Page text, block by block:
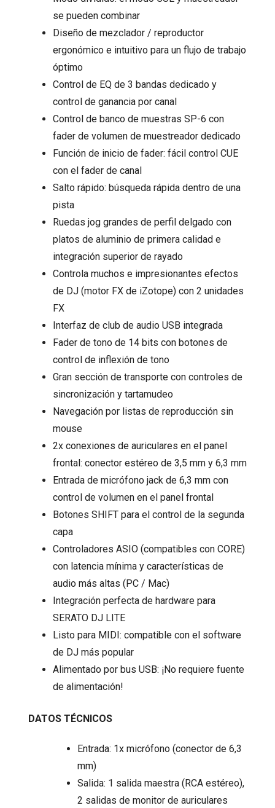
se pueden combinar
Diseño de mezclador / reproductor
ergonómico e intuitivo para un flujo de trabajo
óptimo
Control de EQ de 3 bandas dedicado y
control de ganancia por canal
Control de banco de muestras SP-6 con
fader de volumen de muestreador dedicado
Función de inicio de fader: fácil control CUE
con el fader de canal
Salto rápido: búsqueda rápida dentro de una
pista
Ruedas jog grandes de perfil delgado con
platos de aluminio de primera calidad e
integración superior de rayado
Controla muchos e impresionantes efectos
de DJ (motor FX de iZotope) con 2 unidades
FX
Interfaz de club de audio USB integrada
Fader de tono de 14 bits con botones de
control de inflexión de tono
Gran sección de transporte con controles de
sincronización y tartamudeo
Navegación por listas de reproducción sin
mouse
2x conexiones de auriculares en el panel
frontal: conector estéreo de 3,5 mm y 6,3 mm
Entrada de micrófono jack de 6,3 mm con
control de volumen en el panel frontal
Botones SHIFT para el control de la segunda
capa
Controladores ASIO (compatibles con CORE)
con latencia mínima y características de
audio más altas (PC / Mac)
Integración perfecta de hardware para
SERATO DJ LITE
Listo para MIDI: compatible con el software
de DJ más popular
Alimentado por bus USB: ¡No requiere fuente
de alimentación!
DATOS TÉCNICOS
Entrada: 1x micrófono (conector de 6,3
mm)
Salida: 1 salida maestra (RCA estéreo),
2 salidas de monitor de auriculares